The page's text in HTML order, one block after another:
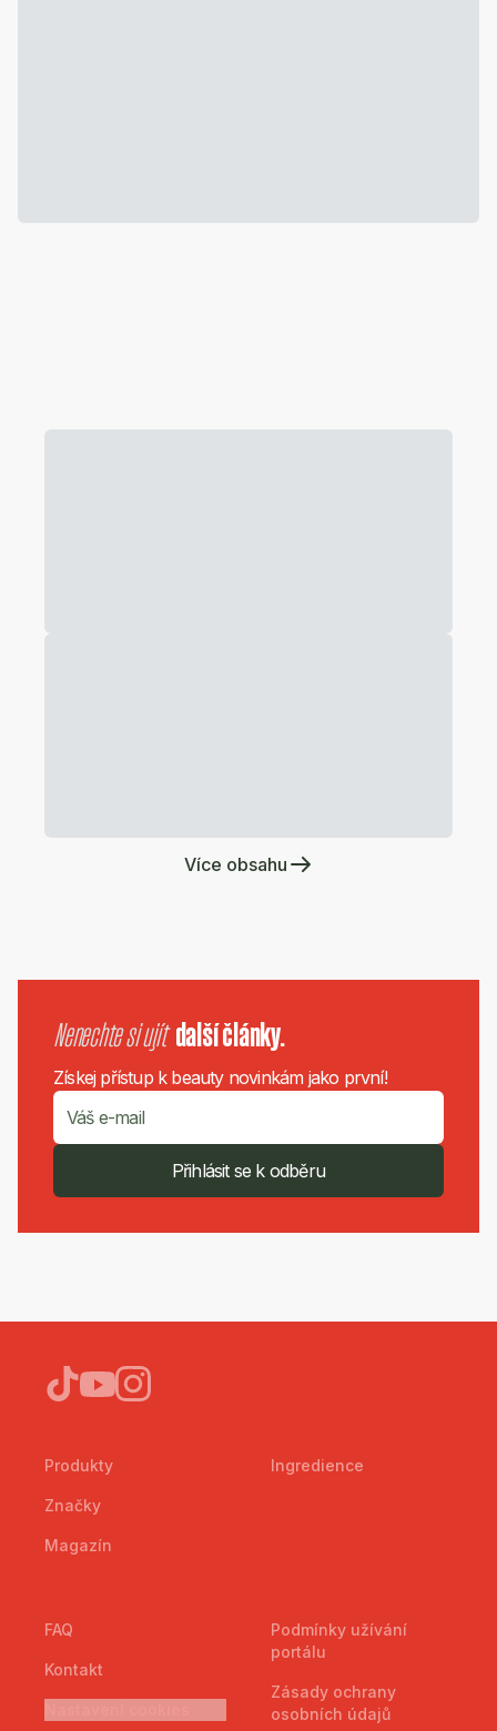
Více obsahu
Nenechte si ujít další články.
Získej přístup k beauty novinkám jako první!
Přihlásit se k odběru
Produkty
Značky
Magazín
Ingredience
FAQ
Kontakt
Podmínky užívání
portálu
Zásady ochrany
osobních údajů